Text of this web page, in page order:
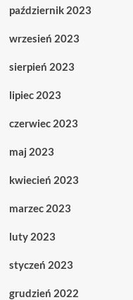
październik 2023
wrzesień 2023
sierpień 2023
lipiec 2023
czerwiec 2023
maj 2023
kwiecień 2023
marzec 2023
luty 2023
styczeń 2023
grudzień 2022